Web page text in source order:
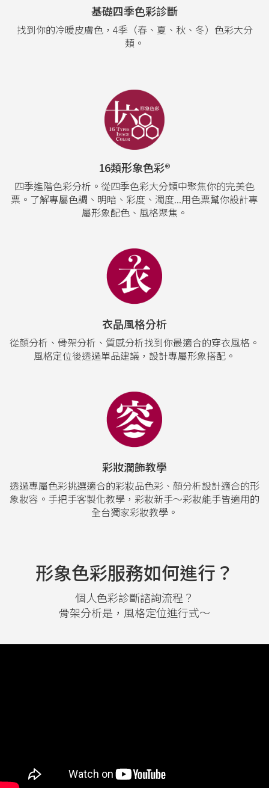
基礎四季色彩診斷
找到你的冷暖皮膚色，4季（春、夏、秋、冬）色彩大分
類。
16類形象色彩®
四季進階色彩分析。從四季色彩大分類中聚焦你的完美色
票。了解專屬色調、明暗、彩度、濁度...用色票幫你設計專
屬形象配色、風格聚焦。
衣品風格分析
從顏分析、骨架分析、質感分析找到你最適合的穿衣風格。
風格定位後透過單品建議，設計專屬形象搭配。
彩妝潤飾教學
透過專屬色彩挑選適合的彩妝品色彩、顏分析設計適合的形
象妝容。手把手客製化教學，彩妝新手～彩妝能手皆適用的
全台獨家彩妝教學。
形象色彩服務如何進行？
個人色彩診斷諮詢流程？
骨架分析是，風格定位進行式～